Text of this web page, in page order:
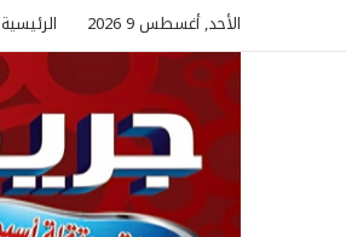
الأحد, أغسطس 9 2026 الرئيسية